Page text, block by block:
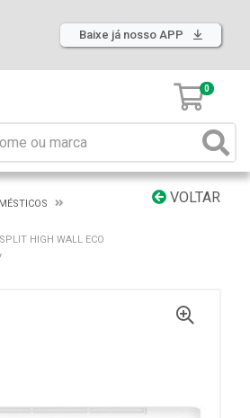
Baixe já nosso APP
0
VOLTAR
HIGH WALL ECO